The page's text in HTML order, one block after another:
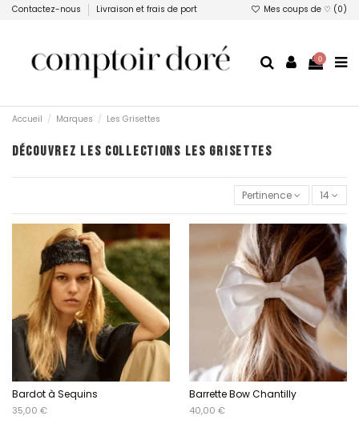
Contactez-nous Livraison et frais de port Mes coups de ♡ (0)
0
Accueil Marques Les Grisettes
DÉCOUVREZ LES COLLECTIONS LES GRISETTES
Pertinence 14
Bardot à Sequins
35,00 €
Barrette Bow Chantilly
40,00 €